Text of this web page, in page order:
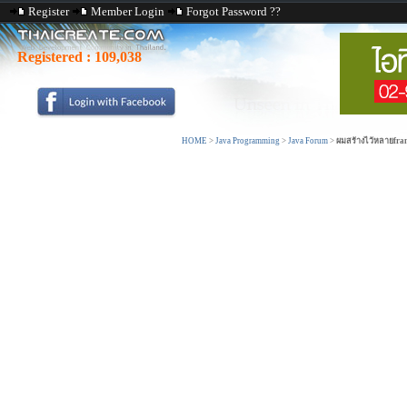
Register Member Login Forgot Password ??
Registered : 109,038
HOME > Java Programming > Java Forum > ผมสร้างไว้หลาย